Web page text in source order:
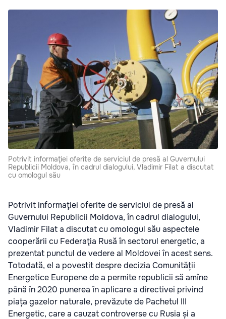
Potrivit informaţiei oferite de serviciul de presă al Guvernului
Republicii Moldova, în cadrul dialogului, Vladimir Filat a discutat
cu omologul său
Potrivit informaţiei oferite de serviciul de presă al
Guvernului Republicii Moldova, în cadrul dialogului,
Vladimir Filat a discutat cu omologul său aspectele
cooperării cu Federaţia Rusă în sectorul energetic, a
prezentat punctul de vedere al Moldovei în acest sens.
Totodată, el a povestit despre decizia Comunității
Energetice Europene de a permite republicii să amîne
până în 2020 punerea în aplicare a directivei privind
piața gazelor naturale, prevăzute de Pachetul III
Energetic, care a cauzat controverse cu Rusia și a